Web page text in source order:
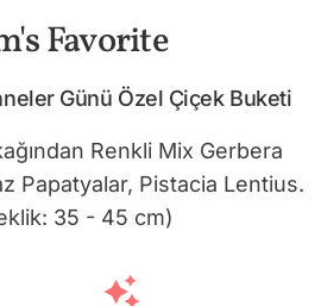
Favorite
Günü Özel Çiçek Buketi
Renkli Mix Gerbera
Papatyalar, Pistacia Lentius.
35 - 45 cm)